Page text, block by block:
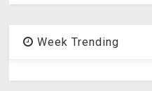
Week Trending